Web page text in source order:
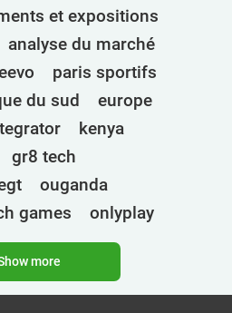
et expositions
analyse du marché
paris sportifs
du sud
europe
kenya
gr8 tech
ouganda
games
onlyplay
ghana
elk nolimit
race
bragg
more